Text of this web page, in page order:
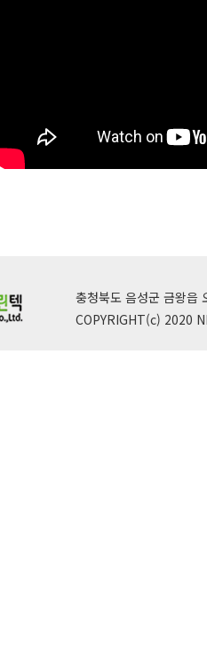
충청북도 음성군 금왕
COPYRIGHT(c) 2020